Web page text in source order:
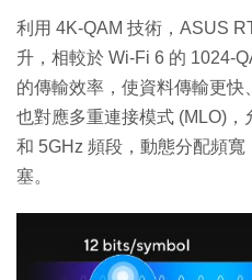
利用 4K-QAM 技術，ASUS
升，相較於 Wi-Fi 6 的 1024-
的傳輸效率，使資料傳輸更
也對應多重連接模式 (MLO)
和 5GHz 頻段，動態分配頻
塞。